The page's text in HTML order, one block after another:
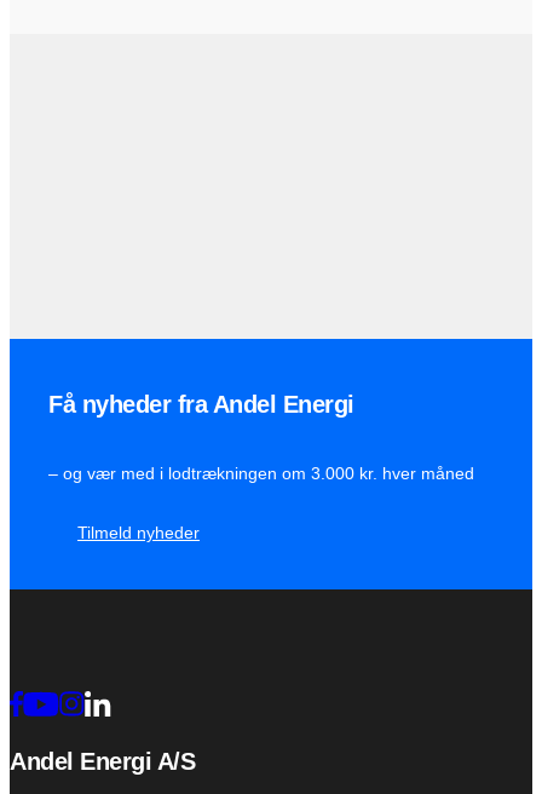
Få nyheder fra Andel Energi
– og vær med i lodtrækningen om 3.000 kr. hver måned
Tilmeld nyheder
Andel Energi A/S